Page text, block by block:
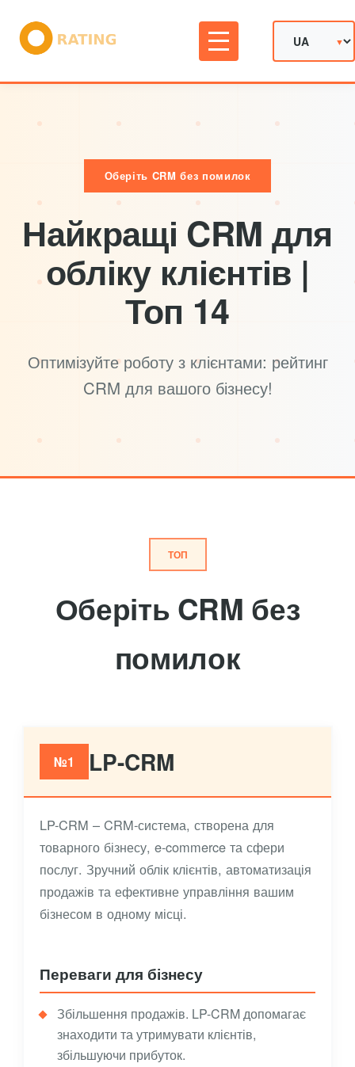
Оберіть CRM без помилок
Найкращі CRM для
обліку клієнтів |
Топ 14
Оптимізуйте роботу з клієнтами: рейтинг
CRM для вашого бізнесу!
ТОП
Оберіть CRM без
помилок
№1 LP-CRM
LP-CRM – CRM-система, створена для
товарного бізнесу, e-commerce та сфери
послуг. Зручний облік клієнтів, автоматизація
продажів та ефективне управління вашим
бізнесом в одному місці.
Переваги для бізнесу
Збільшення продажів. LP-CRM допомагає
знаходити та утримувати клієнтів,
збільшуючи прибуток.